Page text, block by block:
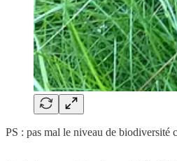
PS : pas mal le niveau de biodiversité